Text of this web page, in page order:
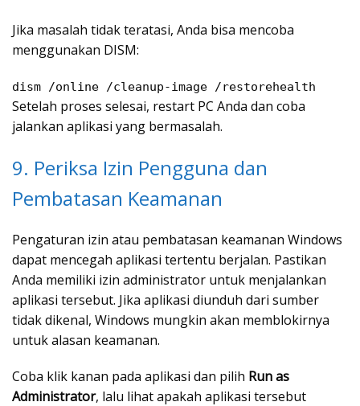
Jika masalah tidak teratasi, Anda bisa mencoba
menggunakan DISM:
dism /online /cleanup-image /restorehealth
Setelah proses selesai, restart PC Anda dan coba
jalankan aplikasi yang bermasalah.
9. Periksa Izin Pengguna dan
Pembatasan Keamanan
Pengaturan izin atau pembatasan keamanan Windows
dapat mencegah aplikasi tertentu berjalan. Pastikan
Anda memiliki izin administrator untuk menjalankan
aplikasi tersebut. Jika aplikasi diunduh dari sumber
tidak dikenal, Windows mungkin akan memblokirnya
untuk alasan keamanan.
Coba klik kanan pada aplikasi dan pilih Run as
Administrator, lalu lihat apakah aplikasi tersebut